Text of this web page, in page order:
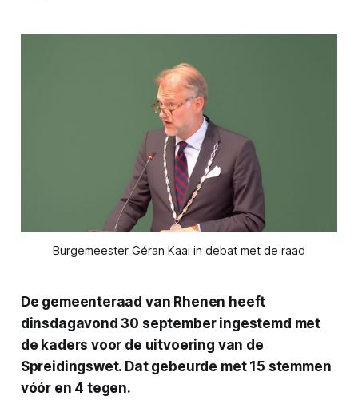
Burgemeester Géran Kaai in debat met de raad
De gemeenteraad van Rhenen heeft
dinsdagavond 30 september ingestemd met
de kaders voor de uitvoering van de
Spreidingswet. Dat gebeurde met 15 stemmen
vóór en 4 tegen.